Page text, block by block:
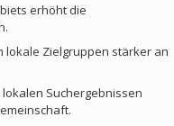
erhöht die
lokale Zielgruppen stärker an
Suchergebnissen